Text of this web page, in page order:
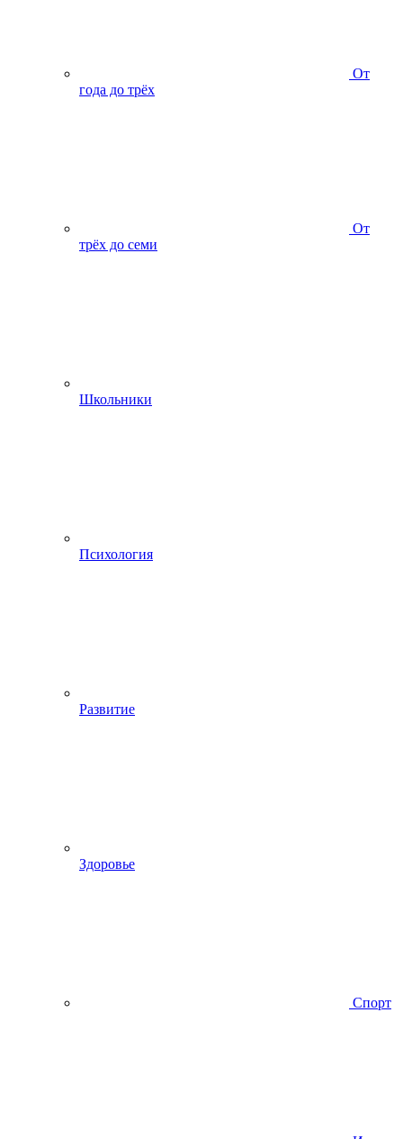
От
года до трёх
От
трёх до семи
Школьники
Психология
Развитие
Здоровье
Спорт